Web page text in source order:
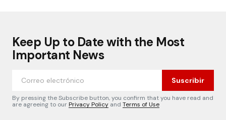
Keep Up to Date with the Most
Important News
Suscribir
By pressing the Subscribe button, you confirm that you have read and
are agreeing to ourPrivacy Policy and Terms of Use